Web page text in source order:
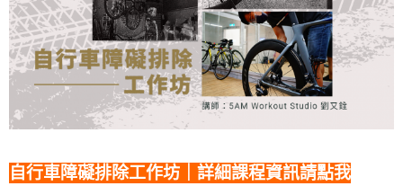
自行車障礙排除工作坊｜詳細課程資訊請點我